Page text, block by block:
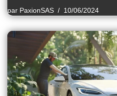
par PaxionSAS 10/06/2024